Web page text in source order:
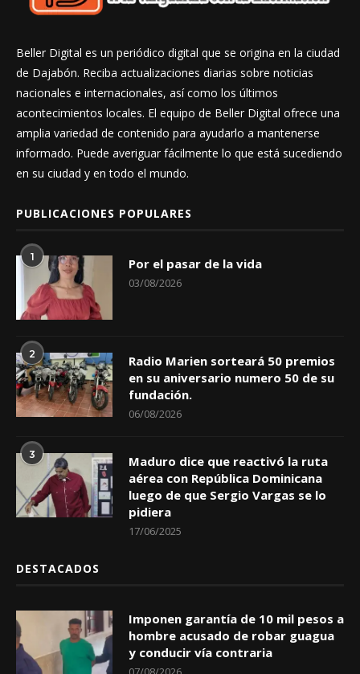
Beller Digital es un periódico digital que se origina en la ciudad
de Dajabón. Reciba actualizaciones diarias sobre noticias
nacionales e internacionales, así como los últimos
acontecimientos locales. El equipo de Beller Digital ofrece una
amplia variedad de contenido para ayudarlo a mantenerse
informado. Puede averiguar fácilmente lo que está sucediendo
en su ciudad y en todo el mundo.
PUBLICACIONES POPULARES
1 Por el pasar de la vida
03/08/2026
2
Radio Marien sorteará 50 premios
en su aniversario numero 50 de su
fundación.
06/08/2026
3
Maduro dice que reactivó la ruta
aérea con República Dominicana
luego de que Sergio Vargas se lo
pidiera
17/06/2025
DESTACADOS
Imponen garantía de 10 mil pesos a
hombre acusado de robar guagua
y conducir vía contraria